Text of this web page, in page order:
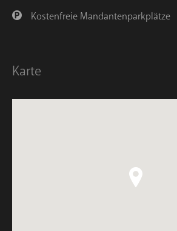
Kostenfreie Mandantenparkplätze
Karte